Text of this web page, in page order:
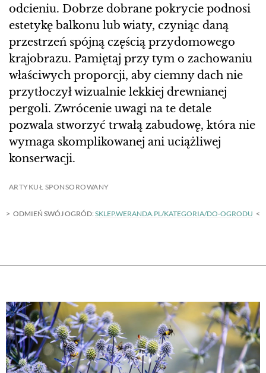
odcieniu. Dobrze dobrane pokrycie podnosi
estetykę balkonu lub wiaty, czyniąc daną
przestrzeń spójną częścią przydomowego
krajobrazu. Pamiętaj przy tym o zachowaniu
właściwych proporcji, aby ciemny dach nie
przytłoczył wizualnie lekkiej drewnianej
pergoli. Zwrócenie uwagi na te detale
pozwala stworzyć trwałą zabudowę, która nie
wymaga skomplikowanej ani uciążliwej
konserwacji.
ARTYKUŁ SPONSOROWANY
ODMIEŃ SWÓJ OGRÓD:SKLEP.WERANDA.PL/KATEGORIA/DO-OGRODU